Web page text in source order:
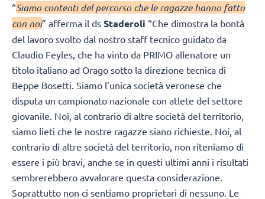
“Siamo contenti del percorso che le ragazze hanno fatto
con noi” afferma il ds Staderoli “Che dimostra la bontà
del lavoro svolto dal nostro staff tecnico guidato da
Claudio Feyles, che ha vinto da PRIMO allenatore un
titolo italiano ad Orago sotto la direzione tecnica di
Beppe Bosetti. Siamo l’unica società veronese che
disputa un campionato nazionale con atlete del settore
giovanile. Noi, al contrario di altre società del territorio,
siamo lieti che le nostre ragazze siano richieste. Noi, al
contrario di altre società del territorio, non riteniamo di
essere i più bravi, anche se in questi ultimi anni i risultati
sembrerebbero avvalorare questa considerazione.
Soprattutto non ci sentiamo proprietari di nessuno. Le